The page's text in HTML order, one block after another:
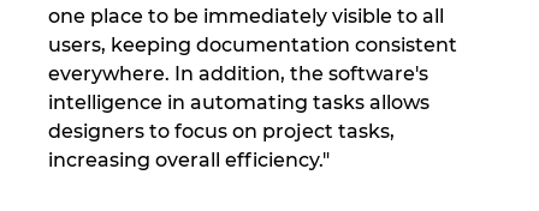
one place to be immediately visible to all
users, keeping documentation consistent
everywhere. In addition, the software's
intelligence in automating tasks allows
designers to focus on project tasks,
increasing overall efficiency."
Lithuania
Luxembourg
Malaysia